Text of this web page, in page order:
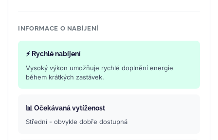
INFORMACE O NABÍJENÍ
⚡ Rychlé nabíjení
Vysoký výkon umožňuje rychlé doplnění energie
během krátkých zastávek.
📊 Očekávaná vytíženost
Střední - obvykle dobře dostupná